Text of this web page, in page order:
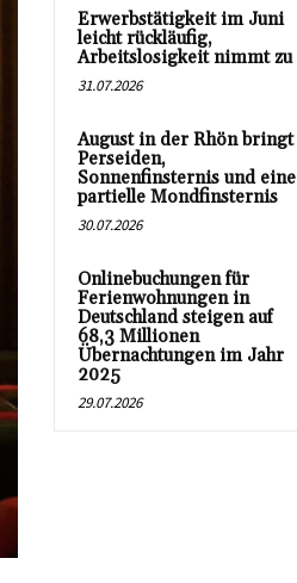
Erwerbstätigkeit im Juni
leicht rückläufig,
Arbeitslosigkeit nimmt zu
31.07.2026
August in der Rhön bringt
Perseiden,
Sonnenfinsternis und eine
partielle Mondfinsternis
30.07.2026
Onlinebuchungen für
Ferienwohnungen in
Deutschland steigen auf
68,3 Millionen
Übernachtungen im Jahr
2025
29.07.2026